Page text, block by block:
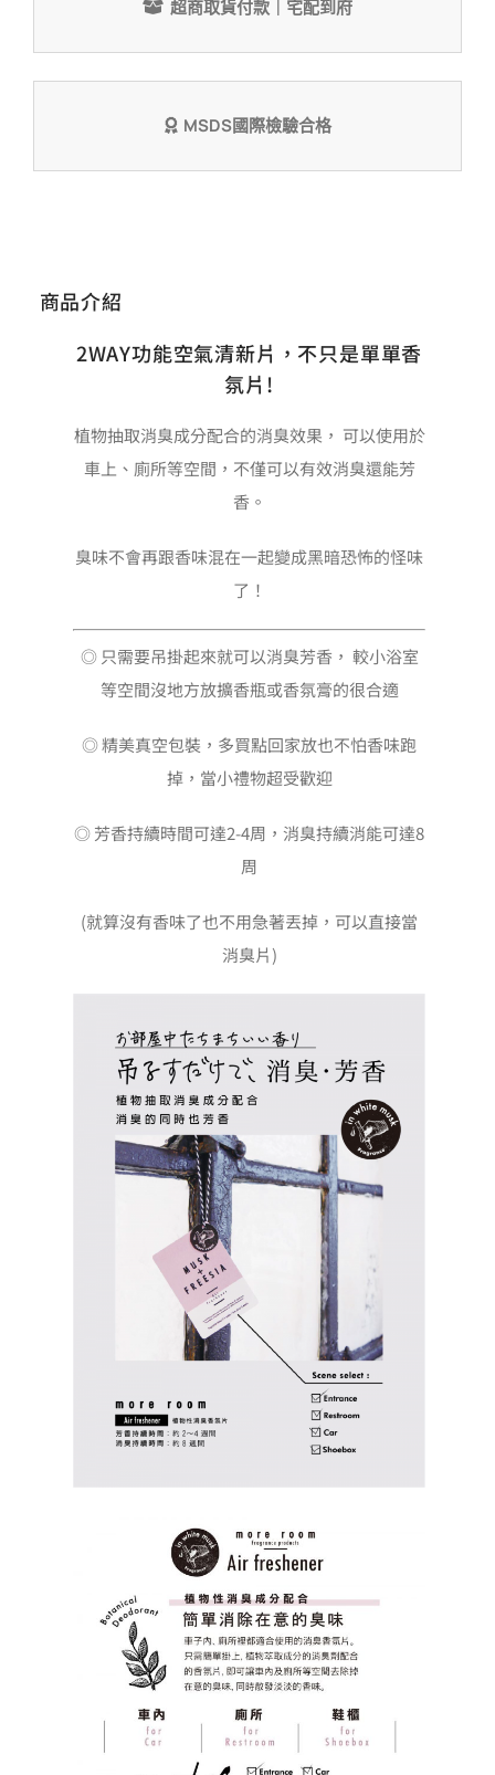
超商取貨付款｜宅配到府
MSDS國際檢驗合格
商品介紹
2WAY功能空氣清新片，不只是單單香
氛片!
植物抽取消臭成分配合的消臭效果， 可以使用於
車上、廁所等空間，不僅可以有效消臭還能芳
香。
臭味不會再跟香味混在一起變成黑暗恐怖的怪味
了！
◎ 只需要吊掛起來就可以消臭芳香， 較小浴室
等空間沒地方放擴香瓶或香氛膏的很合適
◎ 精美真空包裝，多買點回家放也不怕香味跑
掉，當小禮物超受歡迎
◎ 芳香持續時間可達2-4周，消臭持續消能可達8
周
(就算沒有香味了也不用急著丟掉，可以直接當
消臭片)